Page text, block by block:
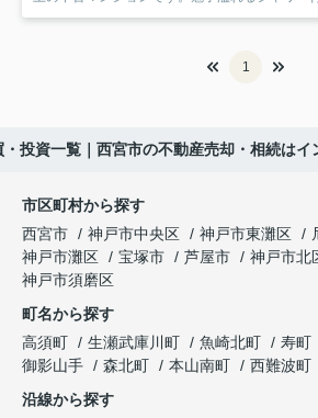
1
投資一覧｜西宮市の不動産売却・相続はイ
市区町村から探す
西宮市
神戸市中央区 神戸市東灘区
神戸市灘区
宝塚市 芦屋市 神戸市北
神戸市須磨区
町名から探す
高須町
生瀬武庫川町 魚崎北町 寿町
御影山手
森北町 本山南町 西難波町
沿線から探す